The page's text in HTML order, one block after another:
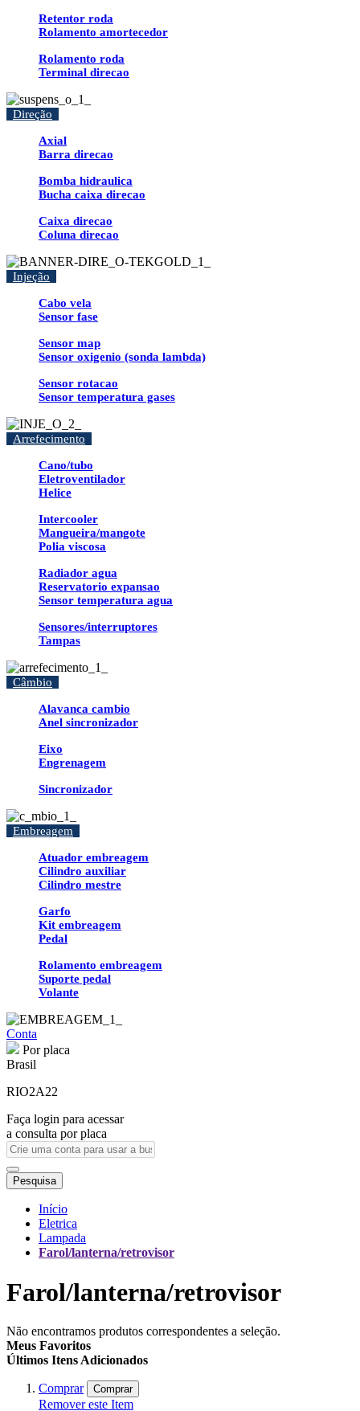
Retentor roda
Rolamento amortecedor
Rolamento roda
Terminal direcao
Direção
Axial
Barra direcao
Bomba hidraulica
Bucha caixa direcao
Caixa direcao
Coluna direcao
Injeção
Cabo vela
Sensor fase
Sensor map
Sensor oxigenio (sonda lambda)
Sensor rotacao
Sensor temperatura gases
Arrefecimento
Cano/tubo
Eletroventilador
Helice
Intercooler
Mangueira/mangote
Polia viscosa
Radiador agua
Reservatorio expansao
Sensor temperatura agua
Sensores/interruptores
Tampas
Câmbio
Alavanca cambio
Anel sincronizador
Eixo
Engrenagem
Sincronizador
Embreagem
Atuador embreagem
Cilindro auxiliar
Cilindro mestre
Garfo
Kit embreagem
Pedal
Rolamento embreagem
Suporte pedal
Volante
Conta
Por placa
Brasil
RIO2A22
Faça login para acessar
a consulta por placa
Pesquisa
Início
Eletrica
Lampada
Farol/lanterna/retrovisor
Farol/lanterna/retrovisor
Não encontramos produtos correspondentes a seleção.
Meus Favoritos
Últimos Itens Adicionados
Comprar Comprar
Remover este Item